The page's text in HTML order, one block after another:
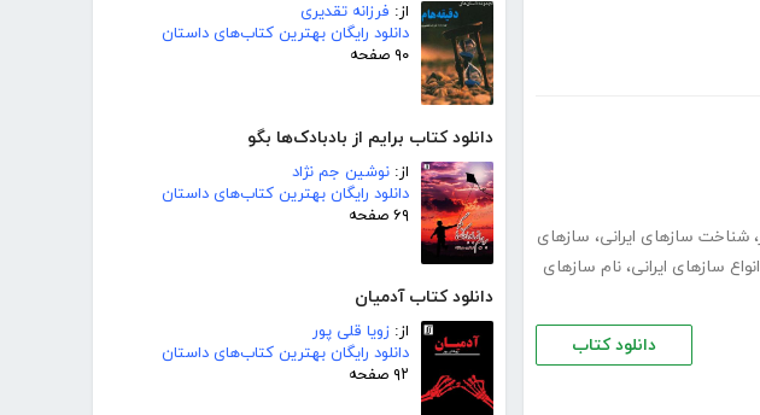
از: فرزانه تقدیری
دانلود رایگان بهترین کتاب‌های داستان
۹۰ صفحه
دانلود کتاب برایم از بادبادک‌ها بگو
از: نوشین جم نژاد
دانلود رایگان بهترین کتاب‌های داستان
۶۹ صفحه
دانلود کتاب آدمیان
از: زویا قلی پور
دانلود رایگان بهترین کتاب‌های داستان
۹۲ صفحه
، شناخت سازهای ایرانی، سازهای
انواع سازهای ایرانی، نام سازهای
دانلود کتاب